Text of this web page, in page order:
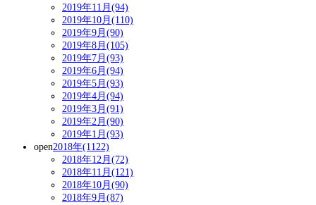
2019年11月(94)
2019年10月(110)
2019年9月(90)
2019年8月(105)
2019年7月(93)
2019年6月(94)
2019年5月(93)
2019年4月(94)
2019年3月(91)
2019年2月(90)
2019年1月(93)
open2018年(1122)
2018年12月(72)
2018年11月(121)
2018年10月(90)
2018年9月(87)